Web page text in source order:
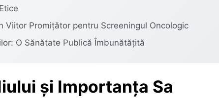
Viitor Promițător pentru Screeningul Oncologic
O Sănătate Publică Îmbunătățită
și Importanța Sa